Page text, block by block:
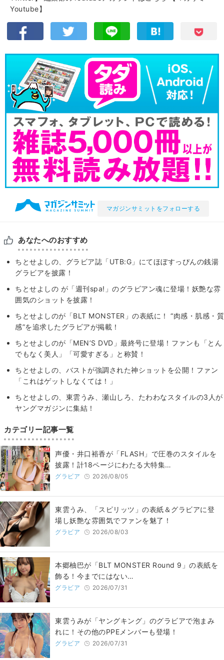
Youtube】
マガジンサミットをフォローする
あなたへのおすすめ
ちとせよしの、グラビア誌「UTB:G」にてほぼすっぴんの銭湯
グラビアを披露！
ちとせよしの が「週刊spa!」のグラビアン魂に登場！妖艶な雰
囲気のショットを披露！
ちとせよしのが「BLT MONSTER」の表紙に！ “肉感・肌感・質
感”を追求したグラビアが掲載！
ちとせよしのが「MEN’S DVD」最終号に登場！ファンも「とん
でもなく美人」「可愛すぎる」と称賛！
ちとせよしの、バストが強調された神ショットを公開！ファン
「これはゲットしなくては！」
ちとせよしの、東雲うみ、瀬山しろ、たわわなスタイルの3人が
ヤングマガジンに集結！
カテゴリー記事一覧
声優・井口裕香が「FLASH」で圧巻のスタイルを
披露！計18ページにわたる大特集…
グラビア 2026/08/05
東雲うみ、「スピリッツ」の表紙＆グラビアに登
場し妖艶な雰囲気でファンを魅了！
グラビア 2026/08/03
本郷柚巴が「BLT MONSTER Round 9」の表紙を
飾る！今までにはない…
グラビア 2026/07/31
東雲うみが「ヤングキング」のグラビアで泡まみ
れに！その他のPPEメンバーも登場！
グラビア 2026/07/31